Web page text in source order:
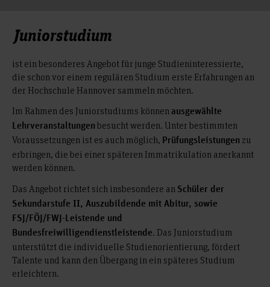
Juniorstudium
ist ein besonderes Angebot für junge Studieninteressierte,
die schon vor einem regulären Studium erste Erfahrungen an
der Hochschule Hannover sammeln möchten.
Im Rahmen des Juniorstudiums können ausgewählte
Lehrveranstaltungen besucht werden. Unter bestimmten
Voraussetzungen ist es auch möglich, Prüfungsleistungen zu
erbringen, die bei einer späteren Immatrikulation anerkannt
werden können.
Das Angebot richtet sich insbesondere an Schüler der
Sekundarstufe II, Auszubildende mit Abitur, sowie
FSJ/FÖJ/FWJ-Leistende und
Bundesfreiwilligendienstleistende. Das Juniorstudium
unterstützt die individuelle Studienorientierung, fördert
Talente und kann den Übergang in ein späteres Studium
erleichtern.